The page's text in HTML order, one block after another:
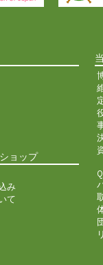
ョップ
み
て